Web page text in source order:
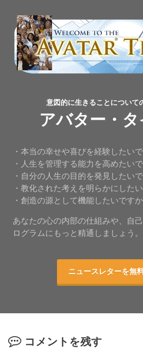
意図的に生きることについて
アバター・
・本当の幸せや喜びを経験したい
・人生を管理する能力を高めたい
・自分の人生の目的を発見したい
・教化された考えを明らかにした
・創造の源として機能したいですか
あなたの心の内部の仕組みや、自
ログラムにもっと精通しましょう。
ニュースレターを無
コメントを残す